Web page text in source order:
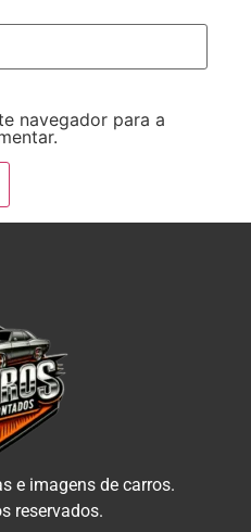
navegador para a
e imagens de carros.
reservados.